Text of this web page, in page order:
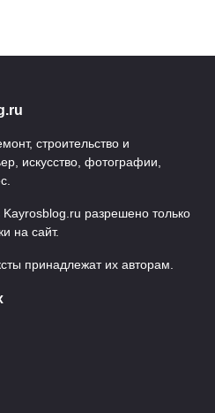
строительство и
искусство, фотографии,
разрешено только
на сайт.
принадлежат их авторам.